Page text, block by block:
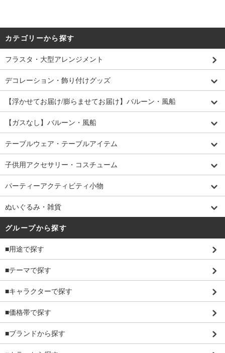
カテゴリーから探す
フラスタ・大型アレンジメント
デコレーション・飾り付けグッズ
【浮かせてお届け/膨らませてお届け】バルーン・風船
【ガスなし】バルーン・風船
テーブルウェア・テーブルアイテム
子供用アクセサリー・コスチューム
パーティーアクティビティ小物
ぬいぐるみ・雑貨
グループから探す
■用途で探す
■テーマで探す
■キャラクターで探す
■価格帯で探す
■ブランドから探す